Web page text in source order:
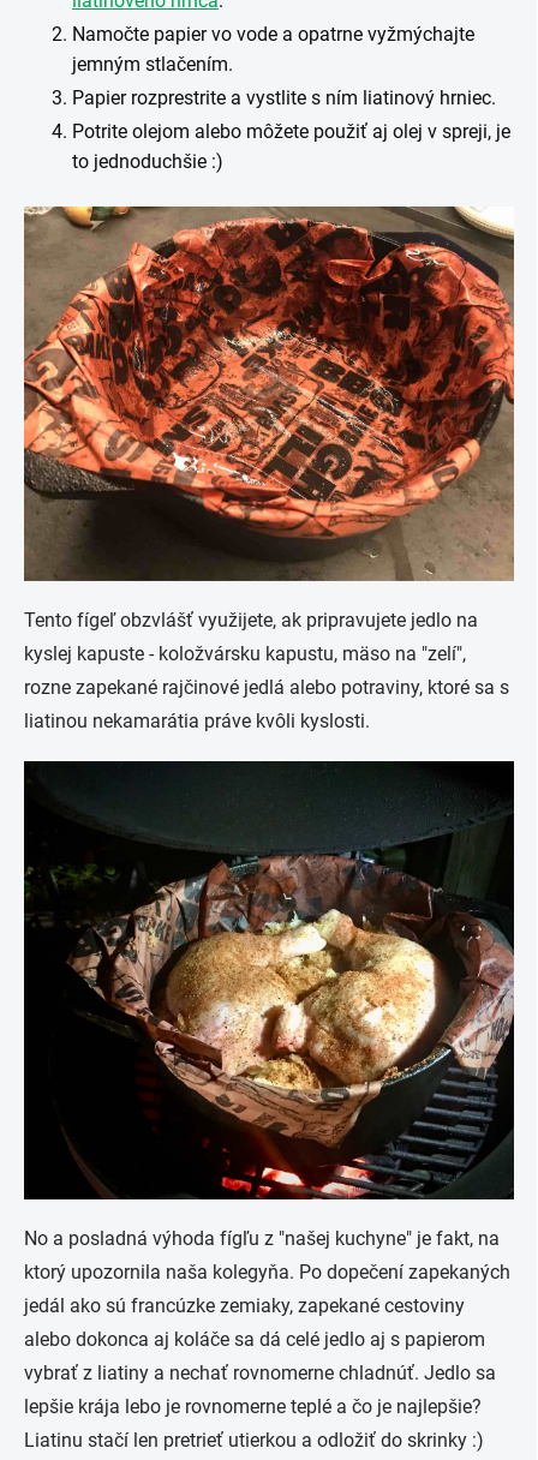
Namočte papier vo vode a opatrne vyžmýchajte
jemným stlačením.
Papier rozprestrite a vystlite s ním liatinový hrniec.
Potrite olejom alebo môžete použiť aj olej v spreji, je
to jednoduchšie :)
Tento fígeľ obzvlášť využijete, ak pripravujete jedlo na
kyslej kapuste - koložvársku kapustu, mäso na "zelí",
rozne zapekané rajčinové jedlá alebo potraviny, ktoré sa s
liatinou nekamarátia práve kvôli kyslosti.
No a posladná výhoda fígľu z "našej kuchyne" je fakt, na
ktorý upozornila naša kolegyňa. Po dopečení zapekaných
jedál ako sú francúzke zemiaky, zapekané cestoviny
alebo dokonca aj koláče sa dá celé jedlo aj s papierom
vybrať z liatiny a nechať rovnomerne chladnúť. Jedlo sa
lepšie krája lebo je rovnomerne teplé a čo je najlepšie?
Liatinu stačí len pretrieť utierkou a odložiť do skrinky :)